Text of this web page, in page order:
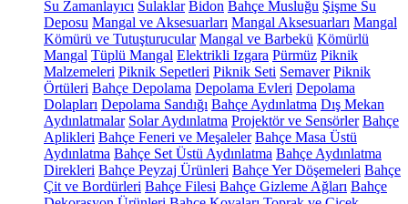
Su Zamanlayıcı Sulaklar Bidon Bahçe Musluğu Şişme Su
Deposu Mangal ve Aksesuarları Mangal Aksesuarları Mangal
Kömürü ve Tutuşturucular Mangal ve Barbekü Kömürlü
Mangal Tüplü Mangal Elektrikli Izgara Pürmüz Piknik
Malzemeleri Piknik Sepetleri Piknik Seti Semaver Piknik
Örtüleri Bahçe Depolama Depolama Evleri Depolama
Dolapları Depolama Sandığı Bahçe Aydınlatma Dış Mekan
Aydınlatmalar Solar Aydınlatma Projektör ve Sensörler Bahçe
Aplikleri Bahçe Feneri ve Meşaleler Bahçe Masa Üstü
Aydınlatma Bahçe Set Üstü Aydınlatma Bahçe Aydınlatma
Direkleri Bahçe Peyzaj Ürünleri Bahçe Yer Döşemeleri Bahçe
Çit ve Bordürleri Bahçe Filesi Bahçe Gizleme Ağları Bahçe